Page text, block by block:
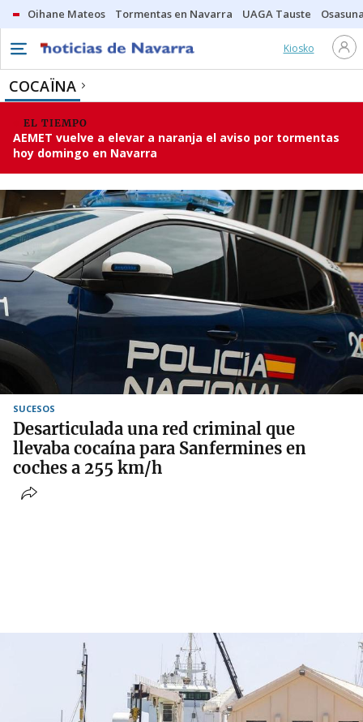
Oihane Mateos Tormentas en Navarra UAGA Tauste
Kiosko
COCAÏNA
EL TIEMPO
AEMET vuelve a elevar a naranja el aviso por tormentas
hoy domingo en Navarra
SUCESOS
Desarticulada una red criminal que
llevaba cocaína para Sanfermines en
coches a 255 km/h